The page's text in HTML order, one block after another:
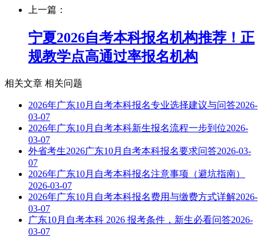
上一篇：
宁夏2026自考本科报名机构推荐！正
规教学点高通过率报名机构
相关文章 相关问题
2026年广东10月自考本科报名专业选择建议与问答2026-
03-07
2026年广东10月自考本科新生报名流程一步到位2026-
03-07
外省考生2026广东10月自考本科报名要求问答2026-03-
07
2026年广东10月自考本科报名注意事项（避坑指南）
2026-03-07
2026年广东10月自考本科报名费用与缴费方式详解2026-
03-07
广东10月自考本科 2026 报考条件，新生必看问答2026-
03-07